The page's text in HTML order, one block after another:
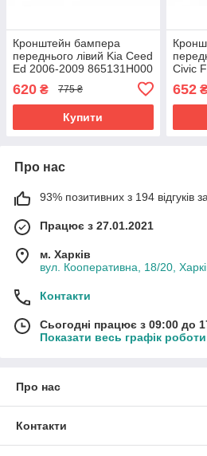
Кронштейн бампера
переднього лівий Kia Ceed
Ed 2006-2009 865131H000
620 ₴ 775 ₴
Купити
Civic
652
Про нас
93% позитивних з 194 відгуків
Працює з 27.01.2021
м. Харків
вул. Кооперативна, 18/20,
Контакти
Сьогодні працює з 09:00 до
Показати весь графік роботи
Про нас
Контакти